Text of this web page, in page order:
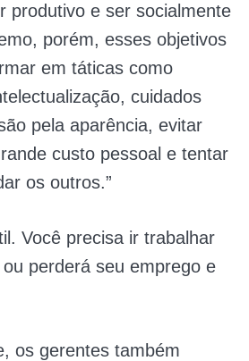
produtivo e ser socialmente
porém, esses objetivos
em táticas como
cuidados
pela aparência, evitar
custo pessoal e tentar
os outros.”
Você precisa ir trabalhar
perderá seu emprego e
os gerentes também